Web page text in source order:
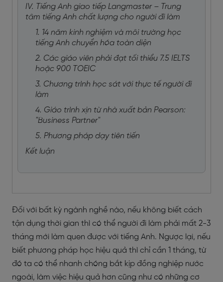
IV. Tiếng Anh giao tiếp Langmaster – Trung
tâm tiếng Anh chất lượng cho người đi làm
1. 14 năm kinh nghiệm và môi trường học
tiếng Anh chuyển hóa toàn diện
2. Các giáo viên phải đạt tối thiểu 7.5 IELTS
hoặc 900 TOEIC
3. Chương trình học sát với thực tế người đi
làm
4. Giáo trình xịn từ nhà xuất bản Pearson:
"Business Partner"
5. Phương pháp dạy tiên tiến
Kết luận
Đối với bất kỳ ngành nghề nào, nếu không biết cách
tận dụng thời gian thì có thể người đi làm phải mất 2-3
tháng mới làm quen được với tiếng Anh. Ngược lại, nếu
biết phương pháp học hiệu quả thì chỉ cần 1 tháng, từ
đó ta có thể nhanh chóng bắt kịp đồng nghiệp nước
ngoài, làm việc hiệu quả hơn cũng như có những cơ